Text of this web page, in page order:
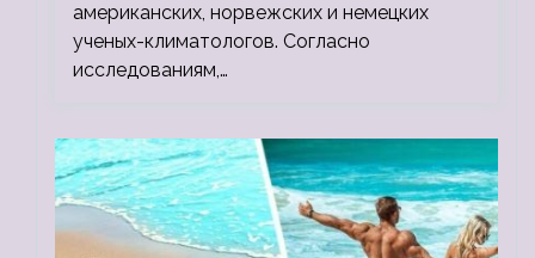
американских, норвежских и немецких
ученых-климатологов. Согласно
исследованиям,…